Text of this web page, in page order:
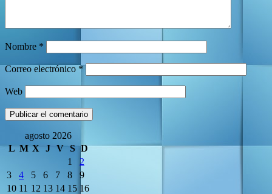
Nombre *
Correo electrónico *
Web
agosto 2026
L M X J V S D
1
2
3
4 5 6 7 8
9
10 11 12 13 14 15 16